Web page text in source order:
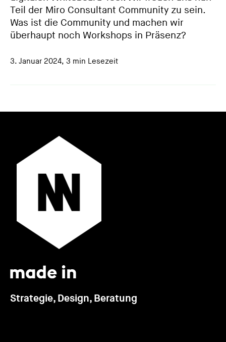
Teil der Miro Consultant Community zu sein.
Was ist die Community und machen wir
überhaupt noch Workshops in Präsenz?
3. Januar 2024, 3 min Lesezeit
Strategie, Design, Beratung